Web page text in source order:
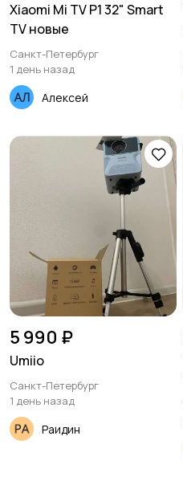
Xiaomi Mi TV P1 32" Smart
TV новые
Санкт-Петербург
1 день назад
Алексей
5 990 ₽
Umiio
Санкт-Петербург
1 день назад
Раидин